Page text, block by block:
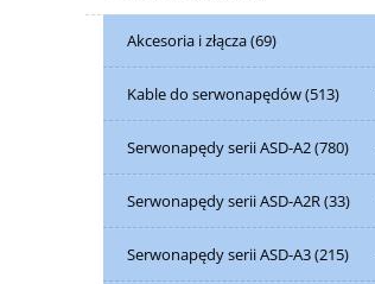
Akcesoria i złącza(69)
Kable do serwonapędów(513)
Serwonapędy serii ASD-A2(780)
Serwonapędy serii ASD-A2R(33)
Serwonapędy serii ASD-A3(215)